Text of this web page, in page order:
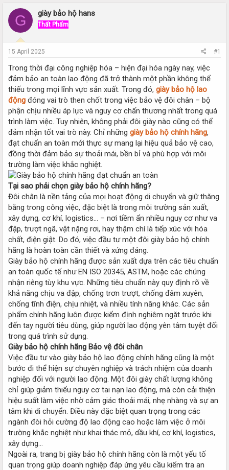
e
d
a
r
t
e
r
r
t
G giày bảo hộ hans
Thất Phẩm
15 April 2025 #1
Trong thời đại công nghiệp hóa – hiện đại hóa ngày nay, việc
đảm bảo an toàn lao động đã trở thành một phần không thể
thiếu trong mọi lĩnh vực sản xuất. Trong đó, giày bảo hộ lao
động đóng vai trò then chốt trong việc bảo vệ đôi chân – bộ
phận chịu nhiều áp lực và nguy cơ chấn thương nhất trong quá
trình làm việc. Tuy nhiên, không phải đôi giày nào cũng có thể
đảm nhận tốt vai trò này. Chỉ những giày bảo hộ chính hãng,
đạt chuẩn an toàn mới thực sự mang lại hiệu quả bảo vệ cao,
đồng thời đảm bảo sự thoải mái, bền bỉ và phù hợp với môi
trường làm việc khắc nghiệt.
Tại sao phải chọn giày bảo hộ chính hãng?
Đôi chân là nền tảng của mọi hoạt động di chuyển và giữ thăng
bằng trong công việc, đặc biệt là trong môi trường sản xuất,
xây dựng, cơ khí, logistics… – nơi tiềm ẩn nhiều nguy cơ như va
đập, trượt ngã, vật nặng rơi, hay thậm chí là tiếp xúc với hóa
chất, điện giật. Do đó, việc đầu tư một đôi giày bảo hộ chính
hãng là hoàn toàn cần thiết và xứng đáng.
Giày bảo hộ chính hãng được sản xuất dựa trên các tiêu chuẩn
an toàn quốc tế như EN ISO 20345, ASTM, hoặc các chứng
nhận riêng tùy khu vực. Những tiêu chuẩn này quy định rõ về
khả năng chịu va đập, chống trơn trượt, chống đâm xuyên,
chống tĩnh điện, chịu nhiệt, và nhiều tính năng khác. Các sản
phẩm chính hãng luôn được kiểm định nghiêm ngặt trước khi
đến tay người tiêu dùng, giúp người lao động yên tâm tuyệt đối
trong quá trình sử dụng.
Giày bảo hộ chính hãng Bảo vệ đôi chân
Việc đầu tư vào giày bảo hộ lao động chính hãng cũng là một
bước đi thể hiện sự chuyên nghiệp và trách nhiệm của doanh
nghiệp đối với người lao động. Một đôi giày chất lượng không
chỉ giúp giảm thiểu nguy cơ tai nạn lao động, mà còn cải thiện
hiệu suất làm việc nhờ cảm giác thoải mái, nhẹ nhàng và sự an
tâm khi di chuyển. Điều này đặc biệt quan trọng trong các
ngành đòi hỏi cường độ lao động cao hoặc làm việc ở môi
trường khắc nghiệt như khai thác mỏ, dầu khí, cơ khí, logistics,
xây dựng...
Ngoài ra, trang bị giày bảo hộ chính hãng còn là một yếu tố
quan trọng giúp doanh nghiệp đáp ứng yêu cầu kiểm tra an